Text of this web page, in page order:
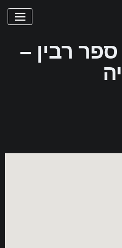
רבין –